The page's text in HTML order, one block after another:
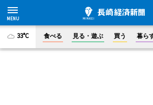
33°C 食べる 見る・遊ぶ 買う 暮ら